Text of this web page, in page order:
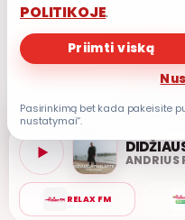
ANDRIUS
POLITIKOJE.
Priimti viską
Pasirinkimą bet kada pakeisite
nustatymai“.